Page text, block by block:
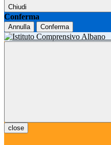
Chiudi
Conferma
Annulla Conferma
close